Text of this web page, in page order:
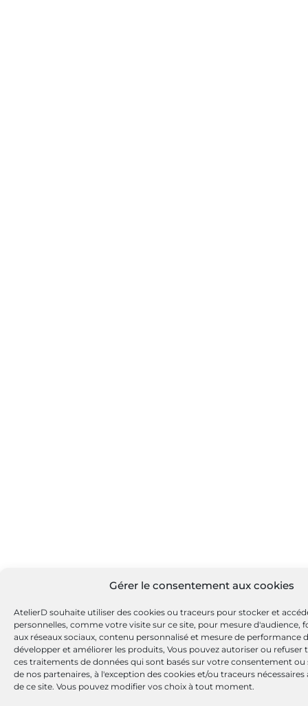
Gérer le consentement aux cookies
AtelierD souhaite utiliser des cookies ou traceurs pour stocker et
personnelles, comme votre visite sur ce site, pour mesure d'audience,
aux réseaux sociaux, contenu personnalisé et mesure de performance
développer et améliorer les produits, Vous pouvez autoriser ou refuser
ces traitements de données qui sont basés sur votre consentement
de nos partenaires, à l'exception des cookies et/ou traceurs
de ce site. Vous pouvez modifier vos choix à tout moment.